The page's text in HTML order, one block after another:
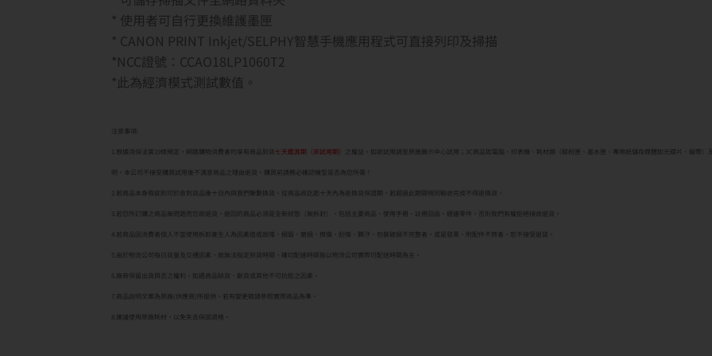
* 使用者可自行更換維護墨匣
* CANON PRINT Inkjet/SELPHY智慧手機應用程式可直接列印及掃描
*NCC證號：CCAO18LP1060T2
*此為經濟模式測試數值。
注意事項:
1.根據消保法第19條規定，網路購物消費者均享有商品到貨 七天鑑賞期（非試用期） 之權益。如欲試用請至原廠展示中心試用；3C商品如電腦、印表機、耗材類（碳粉匣、墨水匣、專用紙儲存媒體如光碟片、磁帶
明，本公司不接受購買試用後不滿意商品之理由退貨。購買前請務必確認機型是否為您所需！
2.若商品本身瑕疵則可於收到貨品後十日內與我們聯繫換貨。從商品收訖起十天內為退換貨保證期，若超過此期間視同驗收完成不得退換貨。
3.若您所訂購之商品無問題而您欲退貨，退回的商品必須是全新狀態（無拆封），包括主要商品、使用手冊、註冊回函、週邊零件，否則我們有權拒絕接收退貨。
4.若商品因消費者個人不當使用拆卸產生人為因素造成故障、損毀、磨損、擦傷、刮傷、髒汙、包裝破損不完整者，或是發票、附配件不齊者，恕不接受退貨。
5.由於物流公司每日貨量及交通因素，故無法指定到貨時間，確切配達時間皆以物流公司實際可配送時間為主。
6.廠商保留出貨與否之權利，如遇商品缺貨、斷貨或其他不可抗拒之因素。
7.商品說明文案為原廠(供應商)所提供，若有變更敬請參照實際商品為準。
8.建議使用原廠耗材，以免失去保固資格。